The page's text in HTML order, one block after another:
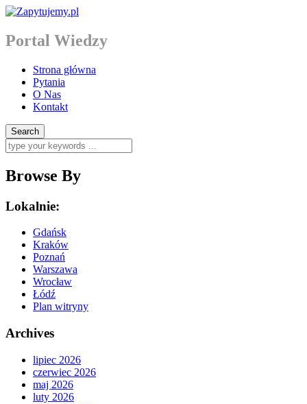
Portal Wiedzy
Strona główna
Pytania
O Nas
Kontakt
Browse By
Lokalnie:
Gdańsk
Kraków
Poznań
Warszawa
Wrocław
Łódź
Plan witryny
Archives
lipiec 2026
czerwiec 2026
maj 2026
luty 2026